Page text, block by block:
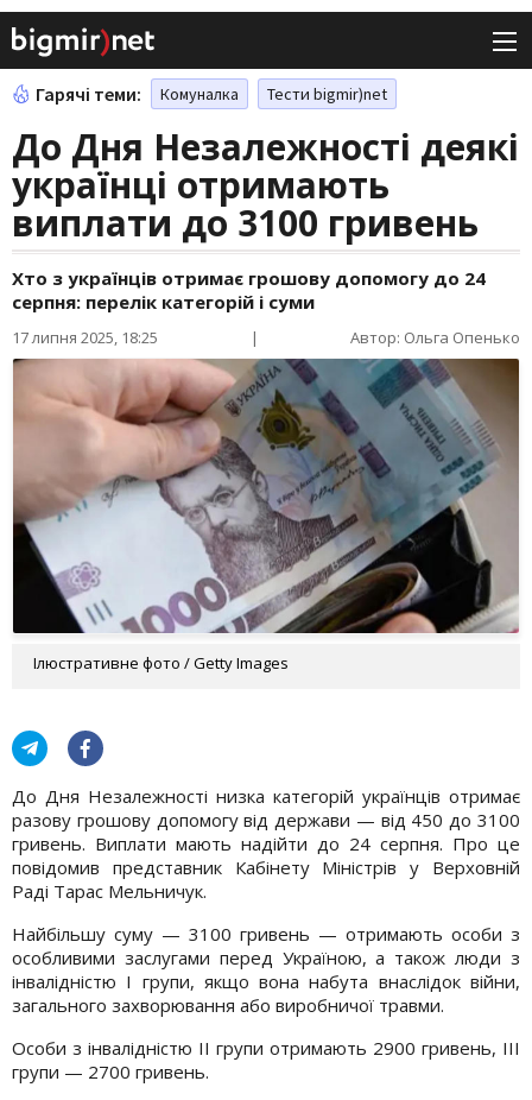
Гарячі теми: Комуналка Тести bigmir)net
До Дня Незалежності деякі
українці отримають
виплати до 3100 гривень
Хто з українців отримає грошову допомогу до 24
серпня: перелік категорій і суми
17 липня 2025, 18:25 | Автор: Ольга Опенько
Ілюстративне фото / Getty Images
До Дня Незалежності низка категорій українців отримає
разову грошову допомогу від держави — від 450 до 3100
гривень. Виплати мають надійти до 24 серпня. Про це
повідомив представник Кабінету Міністрів у Верховній
Раді Тарас Мельничук.
Найбільшу суму — 3100 гривень — отримають особи з
особливими заслугами перед Україною, а також люди з
інвалідністю I групи, якщо вона набута внаслідок війни,
загального захворювання або виробничої травми.
Особи з інвалідністю II групи отримають 2900 гривень, III
групи — 2700 гривень.